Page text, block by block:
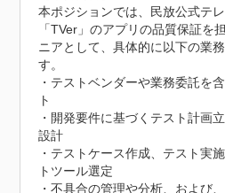
本ポジションでは、民放公式テ
「TVer」のアプリの品質保証を
ニアとして、具体的に以下の業
す。
・テストベンダーや業務委託を
ト
・開発要件に基づくテスト計画
設計
・テストケース作成、テスト実
トツール選定
・不具合の管理や分析、および